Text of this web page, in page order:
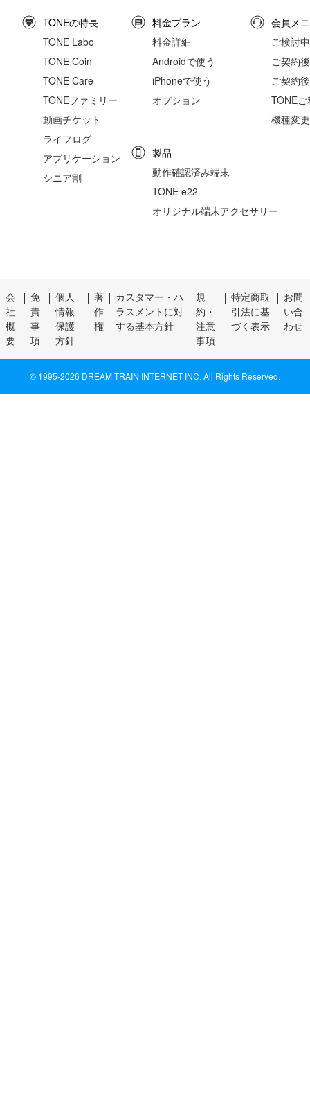
TONEの特長
TONE Labo
TONE Coin
TONE Care
TONEファミリー
動画チケット
ライフログ
アプリケーション
シニア割
料金プラン
料金詳細
Androidで使う
iPhoneで使う
オプション
製品
動作確認済み端末
TONE e22
オリジナル端末アクセサリー
会員メ
ご検討
ご契約
ご契約
TONE
機種変
会
社
概
要
免
責
事
項
個人
情報
保護
方針
著
作
権
カスタマー・ハ
ラスメントに対
する基本方針
規
約・
注意
事項
特定商取
引法に基
づく表示
お問
い合
わせ
© 1995-2026 DREAM TRAIN INTERNET INC. All Rights Reserved.